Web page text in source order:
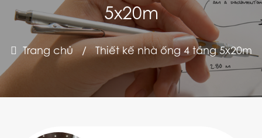
5x20m
Trang chủ / Thiết kế nhà ống 4 tầng 5x20m